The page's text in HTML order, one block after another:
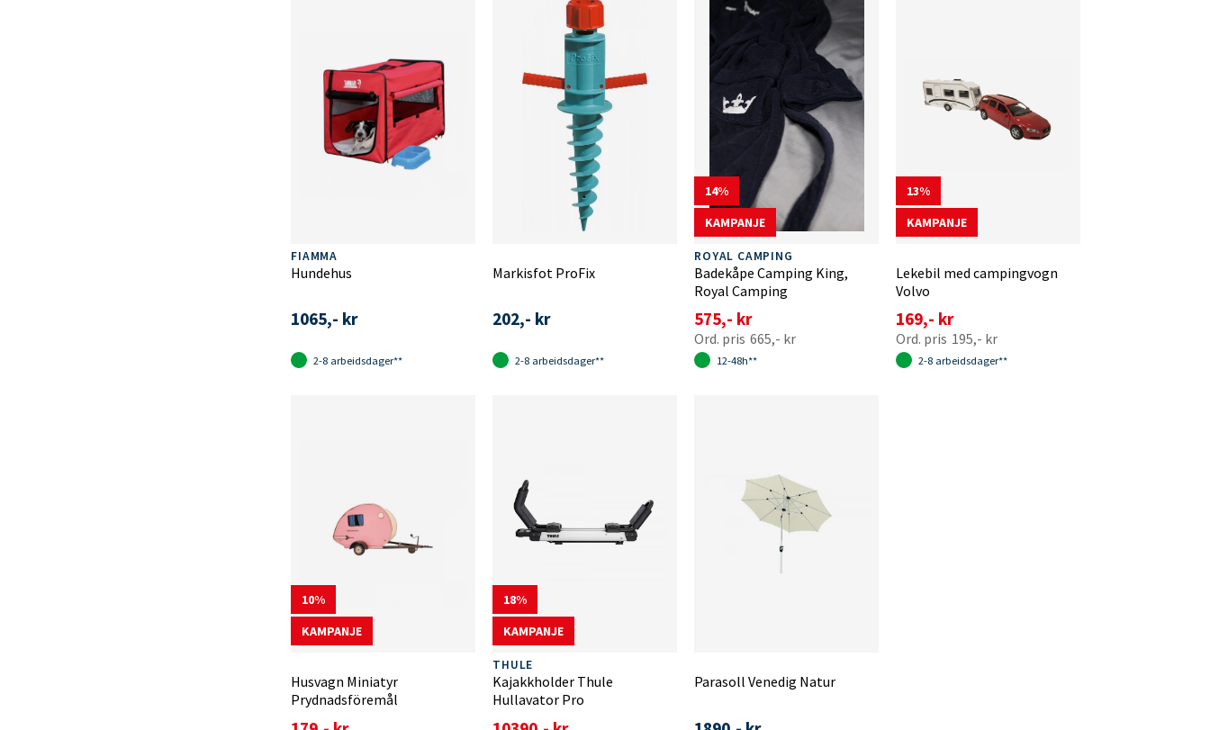
FIAMMA
Hundehus
1065,- kr
2-8 arbeidsdager**
Markisfot ProFix
202,- kr
2-8 arbeidsdager**
14
KAMPANJE
ROYAL CAMPING
Badekåpe Camping King,
Royal Camping
575,- kr
665,- kr
12-48h**
13
KAMPANJE
Lekebil med campingvogn
Volvo
169,- kr
195,- kr
2-8 arbeidsdager**
10
KAMPANJE
Husvagn Miniatyr
Prydnadsföremål
18
KAMPANJE
THULE
Kajakkholder Thule
Hullavator Pro
Parasoll Venedig Natur